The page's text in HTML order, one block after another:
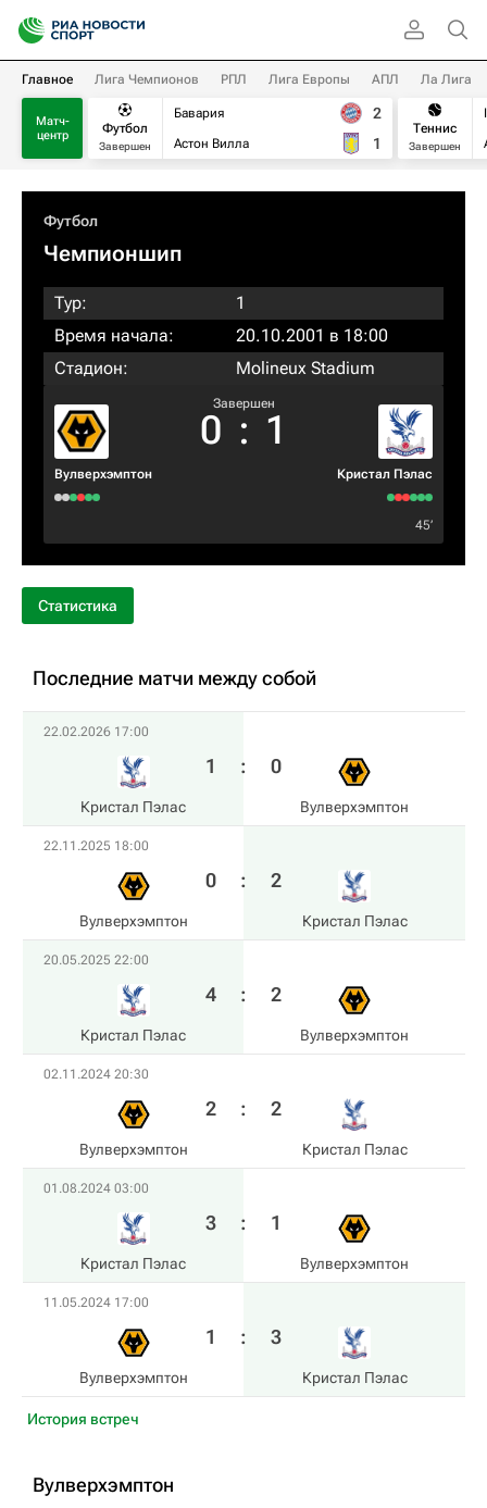
Главное Лига Чемпионов РПЛ Лига Европы АПЛ Ла Лига
Матч-
центр
Футбол
Завершен
Бавария
Астон Вилла
2
1
Теннис
Завершен
Футбол
Чемпионшип
Тур:
1
Время начала:
20.10.2001 в 18:00
Стадион:
Molineux Stadium
Вулверхэмптон
Завершен
0 : 1
Кристал Пэлас
45‎’‎
Статистика
Последние матчи между собой
22.02.2026 17:00
Кристал Пэлас
1 : 0
Вулверхэмптон
22.11.2025 18:00
Вулверхэмптон
0 : 2
Кристал Пэлас
20.05.2025 22:00
Кристал Пэлас
4 : 2
Вулверхэмптон
02.11.2024 20:30
Вулверхэмптон
2 : 2
Кристал Пэлас
01.08.2024 03:00
Кристал Пэлас
3 : 1
Вулверхэмптон
11.05.2024 17:00
Вулверхэмптон
1 : 3
Кристал Пэлас
История встреч
Вулверхэмптон